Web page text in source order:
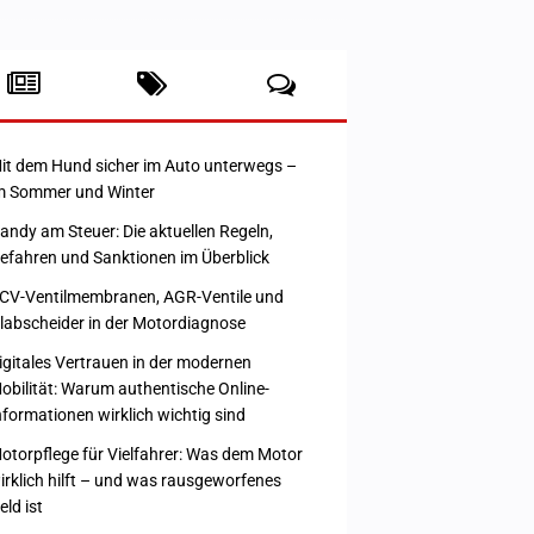
dem Hund sicher im Auto unterwegs –
Sommer und Winter
am Steuer: Die aktuellen Regeln,
und Sanktionen im Überblick
Ventilmembranen, AGR-Ventile und
in der Motordiagnose
Vertrauen in der modernen
Warum authentische Online-
wirklich wichtig sind
für Vielfahrer: Was dem Motor
hilft – und was rausgeworfenes
ist